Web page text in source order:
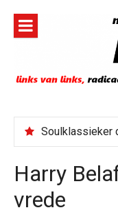
inhoud
Harry
vrede